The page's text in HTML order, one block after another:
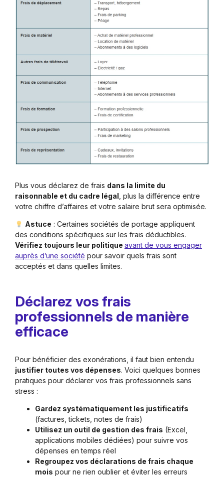
Plus vous déclarez de frais dans la limite du
raisonnable et du cadre légal , plus la différence entre
votre chiffre d’affaires et votre salaire brut sera optimisée.
Astuce : Certaines sociétés de portage appliquent
des conditions spécifiques sur les frais déductibles.
Vérifiez toujours leur politique avant de vous engager
auprès d’une société pour savoir quels frais sont
acceptés et dans quelles limites.
Déclarez vos frais
professionnels de manière
efficace
Pour bénéficier des exonérations, il faut bien entendu
justifier toutes vos dépenses. Voici quelques bonnes
pratiques pour déclarer vos frais professionnels sans
stress :
Gardez systématiquement les justificatifs
(factures, tickets, notes de frais)
Utilisez un outil de gestion des frais (Excel,
applications mobiles dédiées) pour suivre vos
dépenses en temps réel
Regroupez vos déclarations de frais chaque
mois pour ne rien oublier et éviter les erreurs